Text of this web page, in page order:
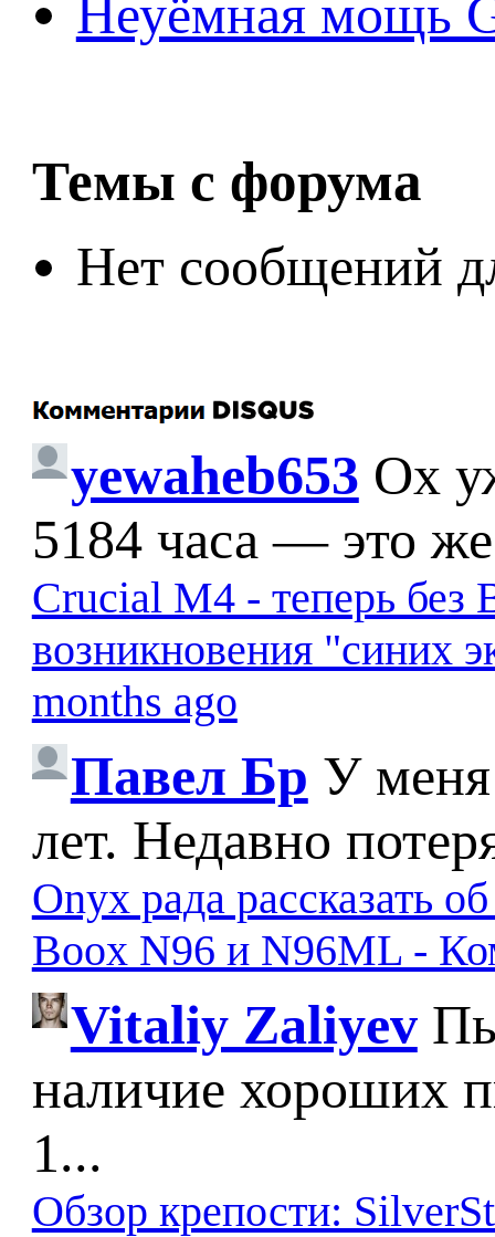
Неуёмная мощь
Темы с форума
Нет сообщений
yewaheb653 Ох
5184 часа — это
Crucial M4 - теперь без
возникновения "синих
months ago
Павел Бр У меня
лет. Недавно
Onyx рада рассказать
Boox N96 и N96ML -
Vitaliy Zaliyev
наличие хороших
1...
Обзор крепости: